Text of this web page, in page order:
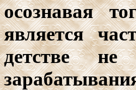
осознавая
является
детстве не